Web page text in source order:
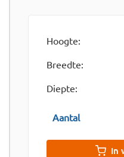
Hoogte:
Breedte:
Diepte:
Aantal
In